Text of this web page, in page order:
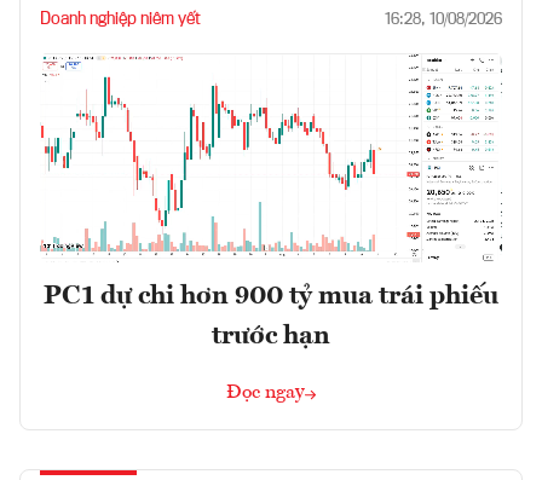
Doanh nghiệp niêm yết 16:28, 10/08/2026
PC1 dự chi hơn 900 tỷ mua trái phiếu
trước hạn
Đọc ngay